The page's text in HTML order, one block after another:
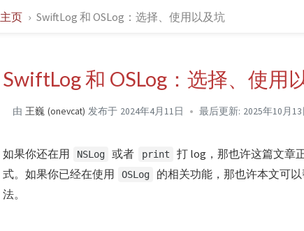
主页 SwiftLog 和 OSLog：选择、使用以及坑
SwiftLog 和 OSLog：选择、使用
由 王巍 (onevcat) 发布于 2024年4月11日 最后更新: 2025年10月13
如果你还在用 NSLog 或者 print
打 log，那也许这篇文章
式。如果你已经在使用
OSLog
的相关功能，那也许本文可
法。